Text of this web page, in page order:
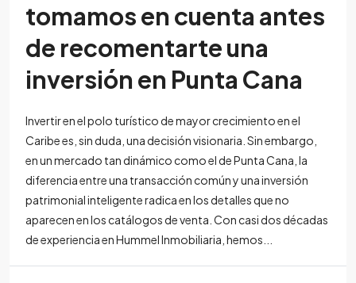
tomamos en cuenta antes
de recomentarte una
inversión en Punta Cana
Invertir en el polo turístico de mayor crecimiento en el
Caribe es, sin duda, una decisión visionaria. Sin embargo,
en un mercado tan dinámico como el de Punta Cana, la
diferencia entre una transacción común y una inversión
patrimonial inteligente radica en los detalles que no
aparecen en los catálogos de venta. Con casi dos décadas
de experiencia en Hummel Inmobiliaria, hemos...